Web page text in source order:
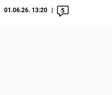
01.06.26. 13:20 5